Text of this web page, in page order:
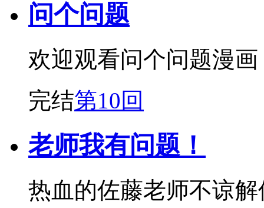
问个问题
欢迎观看问个问题漫画
完结第10回
老师我有问题！
热血的佐藤老师不谅